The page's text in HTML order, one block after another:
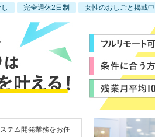
完全週休2日制 女性のおしごと掲載中
テム開発業務をお任